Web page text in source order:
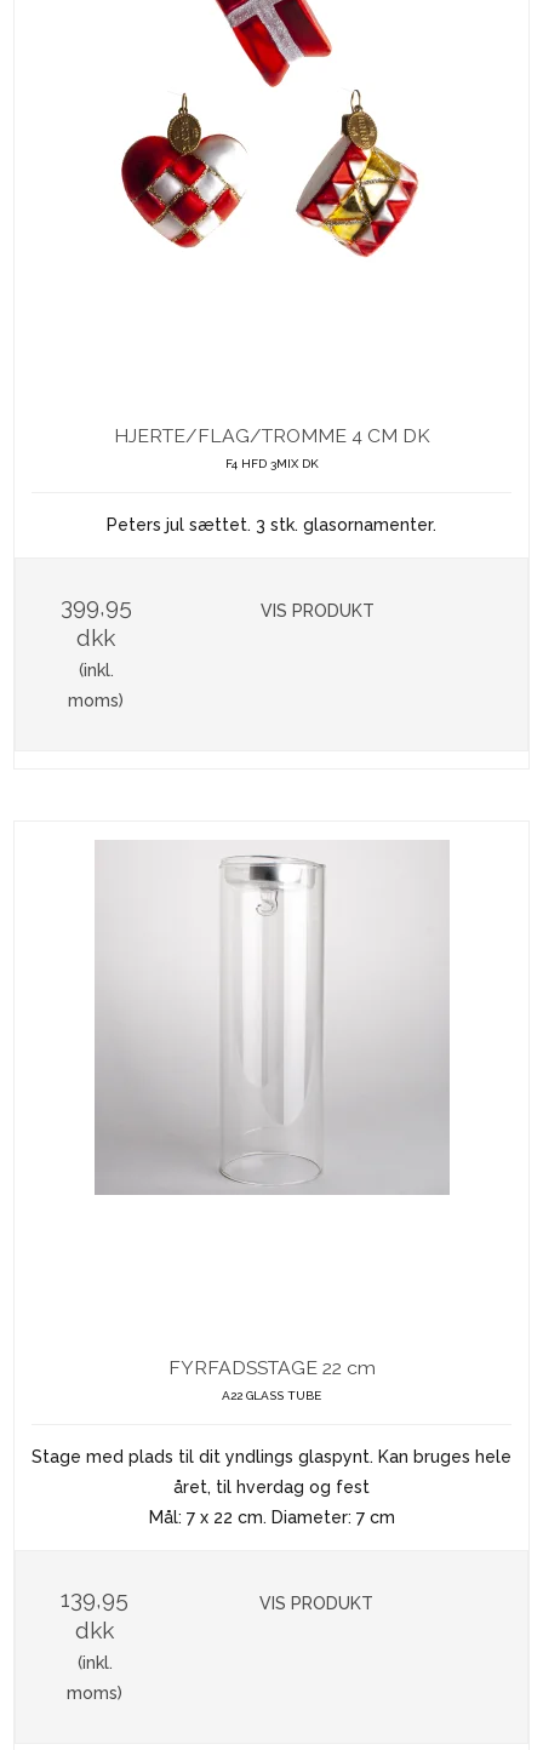
HJERTE/FLAG/TROMME 4 CM DK
F4 HFD 3MIX DK
Peters jul sættet. 3 stk. glasornamenter.
399,95
dkk
(inkl.
moms)
VIS PRODUKT
FYRFADSSTAGE 22 cm
A22 GLASS TUBE
Stage med plads til dit yndlings glaspynt. Kan bruges hele
året, til hverdag og fest
Mål: 7 x 22 cm. Diameter: 7 cm
139,95
dkk
(inkl.
moms)
VIS PRODUKT